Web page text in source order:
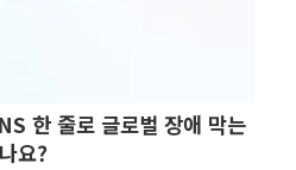
한 줄로 글로벌 장애 막는
요?